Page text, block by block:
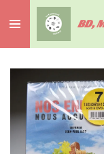
au
contenu
BD,